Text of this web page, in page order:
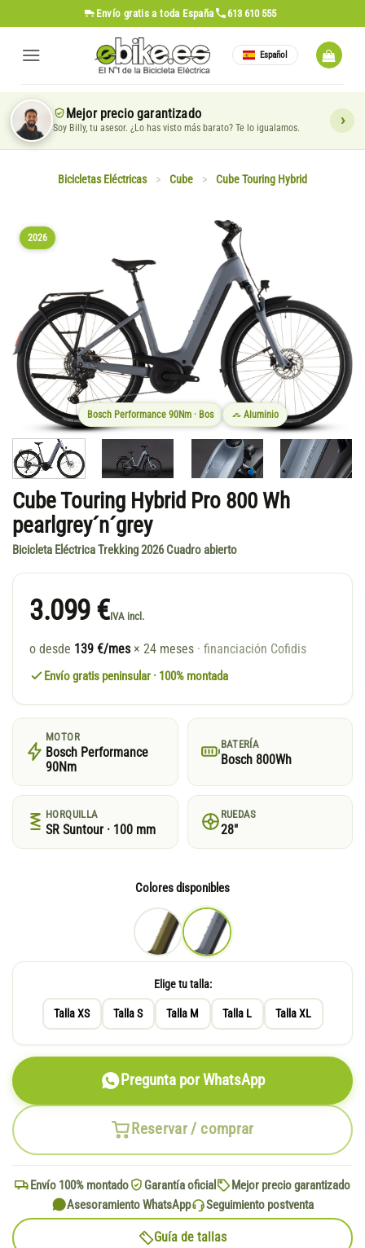
al
contenido
Envío gratis a toda España 613 610 555
Español
Mejor precio garantizado
Soy Billy, tu asesor. ¿Lo has visto más barato? Te lo igualamos.
Bicicletas Eléctricas > Cube > Cube Touring Hybrid
2026
Bosch Performance 90Nm · Bos Aluminio
Cube Touring Hybrid Pro 800 Wh
pearlgrey´n´grey
Bicicleta Eléctrica Trekking 2026 Cuadro abierto
3.099 €IVA incl.
o desde 139 €/mes × 24 meses · financiación Cofidis
Envío gratis peninsular · 100% montada
MOTOR
Bosch Performance
90Nm
BATERÍA
Bosch 800Wh
HORQUILLA
SR Suntour · 100 mm
RUEDAS
28"
Colores disponibles
Elige tu talla:
Talla XS Talla S Talla M Talla L Talla XL
Reservar / comprar
Pregunta por WhatsApp
Envío 100% montado Garantía oficial
Mejor precio garantizado
Asesoramiento WhatsApp
Seguimiento postventa
Guía de tallas